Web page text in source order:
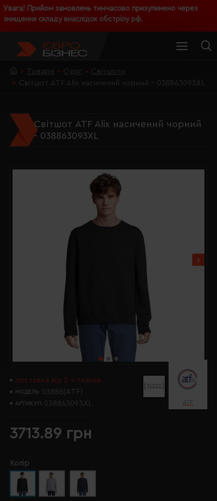
Увага! Прийом замовлень тимчасово призупинено через
знищення складу внаслідок обстрілу рф.
Товари Одяг
Світшоти
Світшот ATF Alix насичений чорний - 038863093XL
Світшот ATF Alix насичений чорний
- 038863093XL
поставка від 2-х тижнів
МОДЕЛЬ: 03886(ATF)
АРТИКУЛ: 038863093XL ATF
3713.89 грн
Колір